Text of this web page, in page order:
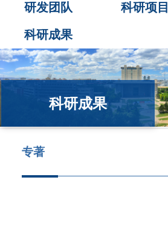
研发团队 科研项目
科研成果
科研成果
专著